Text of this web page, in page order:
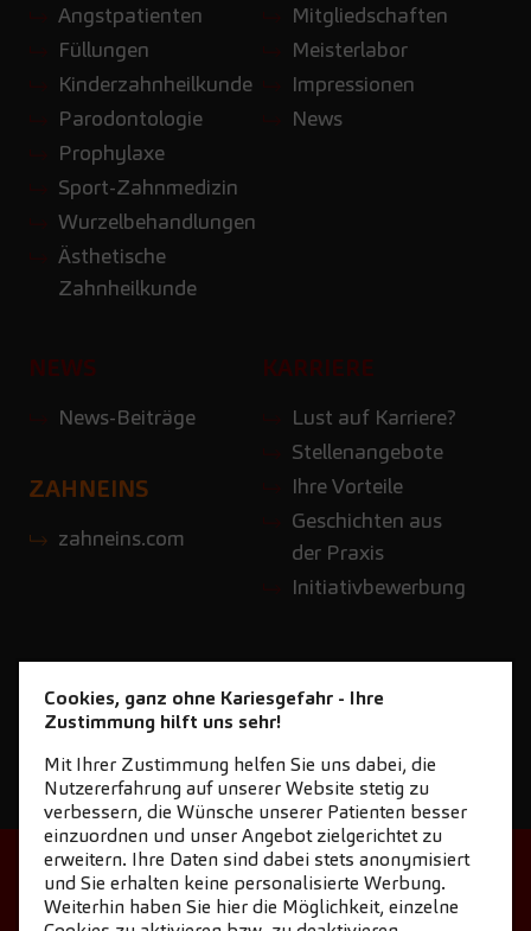
Angstpatienten
Füllungen
Kinderzahnheilkunde
Parodontologie
Prophylaxe
Sport-Zahnmedizin
Wurzelbehandlungen
Ästhetische
Zahnheilkunde
Mitgliedschaften
Meisterlabor
Impressionen
News
NEWS
News-Beiträge
KARRIERE
Lust auf Karriere?
Stellenangebote
Ihre Vorteile
Geschichten aus
der Praxis
Initiativbewerbung
ZAHNEINS
zahneins.com
STARTSEITE
KONTAKT
NEWSLETTER DOWNLOAD
Cookies, ganz ohne Kariesgefahr - Ihre
Zustimmung hilft uns sehr!
Mit Ihrer Zustimmung helfen Sie uns dabei, die
Nutzererfahrung auf unserer Website stetig zu
verbessern, die Wünsche unserer Patienten besser
einzuordnen und unser Angebot zielgerichtet zu
erweitern. Ihre Daten sind dabei stets anonymisiert
und Sie erhalten keine personalisierte Werbung.
Weiterhin haben Sie hier die Möglichkeit, einzelne